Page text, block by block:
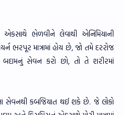
ભેળવીને લેવાથી એનિમિયાની
ભરપૂર માત્રામાં હોય છે, જો તમે દરરોજ
સેવન કરો છો, તો તે શરીરમાં
સેવનથી કબજિયાત થઈ શકે છે. જે લોકો